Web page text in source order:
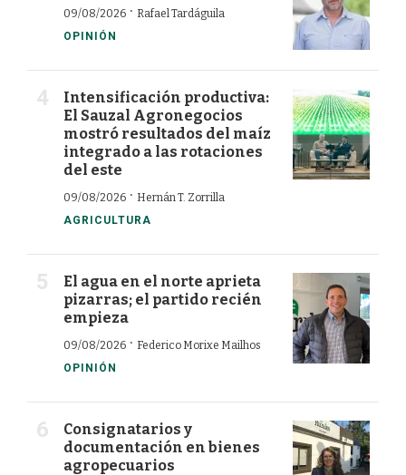
09/08/2026 · Rafael Tardáguila
OPINIÓN
Intensificación productiva:
El Sauzal Agronegocios
mostró resultados del maíz
integrado a las rotaciones
del este
09/08/2026 · Hernán T. Zorrilla
AGRICULTURA
El agua en el norte aprieta
pizarras; el partido recién
empieza
09/08/2026 · Federico Morixe Mailhos
OPINIÓN
Consignatarios y
documentación en bienes
agropecuarios